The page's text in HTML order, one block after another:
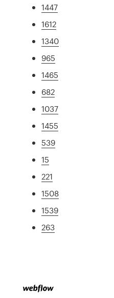
1447
1612
1340
965
1465
682
1037
1455
539
15
221
1508
1539
263